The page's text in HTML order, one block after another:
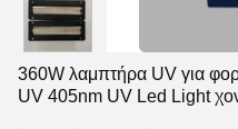
360W λαμπτήρα UV για
UV 405nm UV Led Light